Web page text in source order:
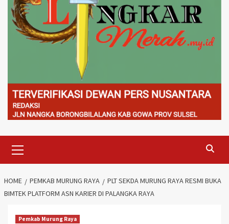
Menu
HOME PEMKAB MURUNG RAYA
PLT SEKDA MURUNG RAYA RESMI BUKA
BIMTEK PLATFORM ASN KARIER DI PALANGKA RAYA
Pemkab Murung Raya